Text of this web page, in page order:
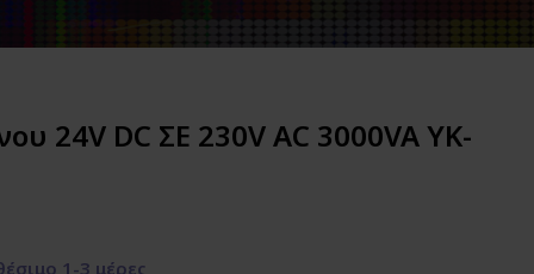
24V DC ΣΕ 230V AC 3000VA YK-
1-3 μέρες